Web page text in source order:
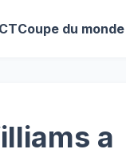
Coupe du monde
a